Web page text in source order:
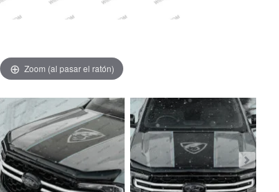
Zoom (al pasar el ratón)